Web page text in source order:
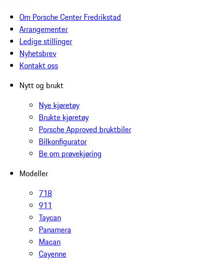
Om Porsche Center Fredrikstad
Arrangementer
Ledige stillinger
Nyhetsbrev
Kontakt oss
Nytt og brukt
Nye kjøretøy
Brukte kjøretøy
Porsche Approved bruktbiler
Bilkonfigurator
Be om prøvekjøring
Modeller
718
911
Taycan
Panamera
Macan
Cayenne